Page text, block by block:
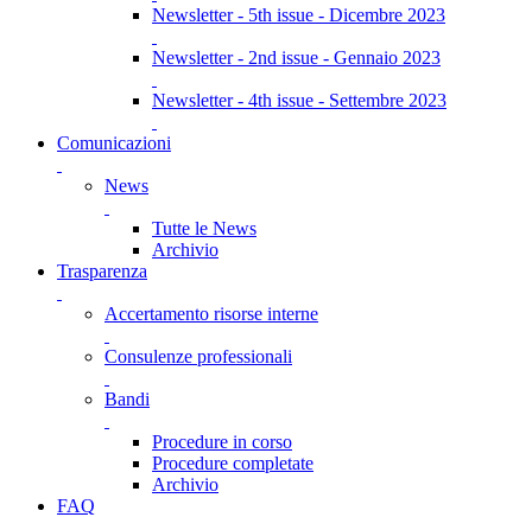
Newsletter - 5th issue - Dicembre 2023
Newsletter - 2nd issue - Gennaio 2023
Newsletter - 4th issue - Settembre 2023
Comunicazioni
News
Tutte le News
Archivio
Trasparenza
Accertamento risorse interne
Consulenze professionali
Bandi
Procedure in corso
Procedure completate
Archivio
FAQ